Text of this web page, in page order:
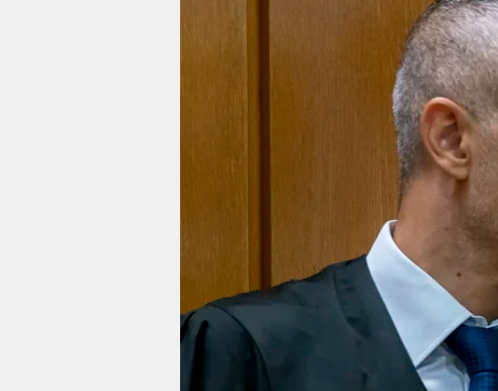
verlag
unterstützen
abo
genossenschaft